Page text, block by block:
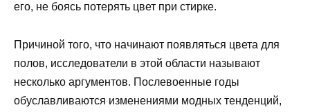
его, не боясь потерять цвет при стирке.
Причиной того, что начинают появляться цвета для
полов, исследователи в этой области называют
несколько аргументов. Послевоенные годы
обуславливаются изменениями модных тенденций,